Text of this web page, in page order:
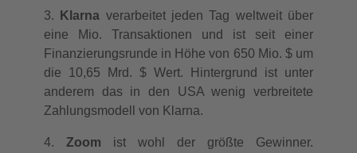
3. Klarna verarbeitet jeden Tag weltweit über
eine Mio. Transaktionen und ist seit einer
Finanzierungsrunde in Höhe von 650 Mio. $ um
die 10,65 Mrd. $ Wert. Hintergrund ist unter
anderem das in den USA wenig verbreitete
Zahlungsmodell von Klarna.
4. Zoom ist wohl der größte Gewinner.